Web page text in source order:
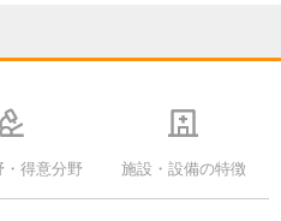
・得意分野 施設・設備の特徴